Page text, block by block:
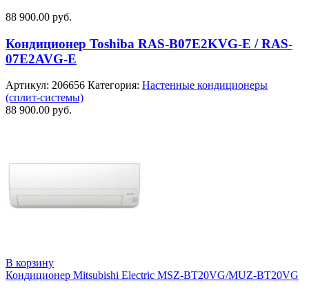
88 900.00 руб.
Кондиционер Toshiba RAS-B07E2KVG-E / RAS-
07E2AVG-E
Артикул: 206656 Категория: Настенные кондиционеры
(сплит-системы)
88 900.00 руб.
В корзину
Кондиционер Mitsubishi Electric MSZ-BT20VG/MUZ-BT20VG